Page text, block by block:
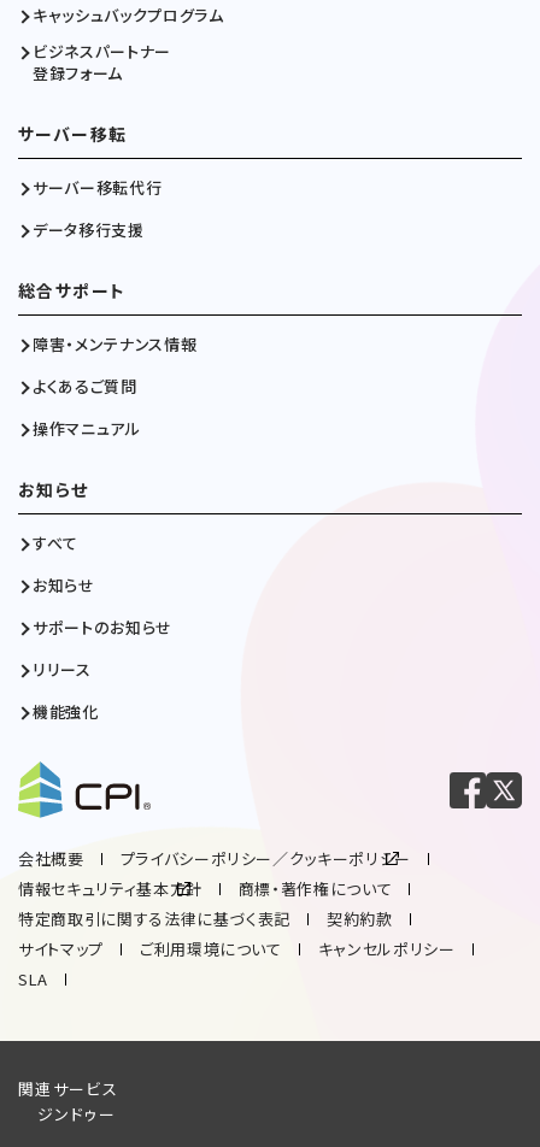
キャッシュバックプログラム
ビジネスパートナー
登録フォーム
サーバー移転
サーバー移転代行
データ移行支援
総合サポート
障害・メンテナンス情報
よくあるご質問
操作マニュアル
お知らせ
すべて
お知らせ
サポートのお知らせ
リリース
機能強化
会社概要
プライバシーポリシー／クッキーポリシー
情報セキュリティ基本方針
商標・著作権について
特定商取引に関する法律に基づく表記
契約約款
サイトマップ
ご利用環境について
キャンセルポリシー
SLA
関連サービス
ジンドゥー